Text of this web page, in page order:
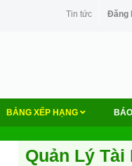
Tin tức Đăng
BẢNG XẾP HẠNG
Quản Lý Tài